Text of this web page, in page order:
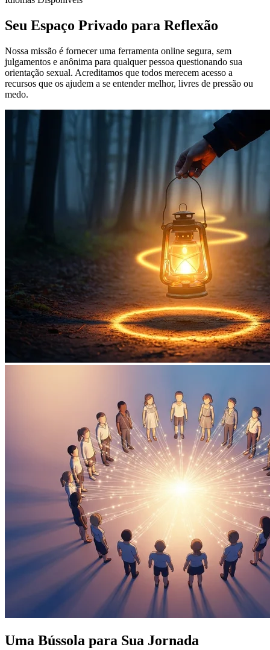
Seu Espaço Privado para Reflexão
Nossa missão é fornecer uma ferramenta online segura, sem
julgamentos e anônima para qualquer pessoa questionando sua
orientação sexual. Acreditamos que todos merecem acesso a
recursos que os ajudem a se entender melhor, livres de pressão ou
medo.
Uma Bússola para Sua Jornada